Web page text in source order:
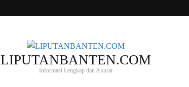
LIPUTANBANTEN.COM
Informasi Lengkap dan Akurat